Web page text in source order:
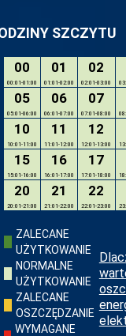
SZCZYTU
00
00:01-01:00
01
01:01-02:00
02
02:01-03:00
05
05:01-06:00
06
06:01-07:00
07
07:01-08:00
10
10:01-11:00
11
11:01-12:00
12
12:01-13:00
15
15:01-16:00
16
16:01-17:00
17
17:01-18:00
20
20:01-21:00
21
21:01-22:00
22
22:01-23:00
ZALECANE
UŻYTKOWANIE
NORMALNE
UŻYTKOWANIE
ZALECANE
OSZCZĘDZANIE
WYMAGANE